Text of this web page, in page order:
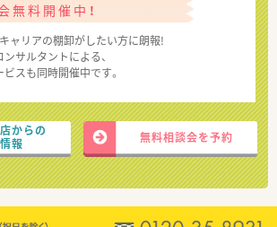
無料開催中！
ャリアの棚卸がしたい方に朗報!
サルタントによる、
スも同時開催中です。
からの
報
無料相談会を予約